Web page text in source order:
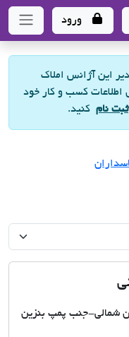
مشاورین املاک
ورود
این آژانس املاک
اطلاعات کسب و کار خود
ثبت نام کنید.
املاک
شمالی-جنب پمپ بنزین